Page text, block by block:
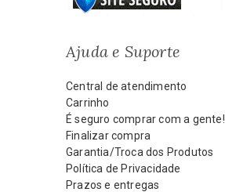
Ajuda e Suporte
Central de atendimento
Carrinho
É seguro comprar com a gente!
Finalizar compra
Garantia/Troca dos Produtos
Política de Privacidade
Prazos e entregas